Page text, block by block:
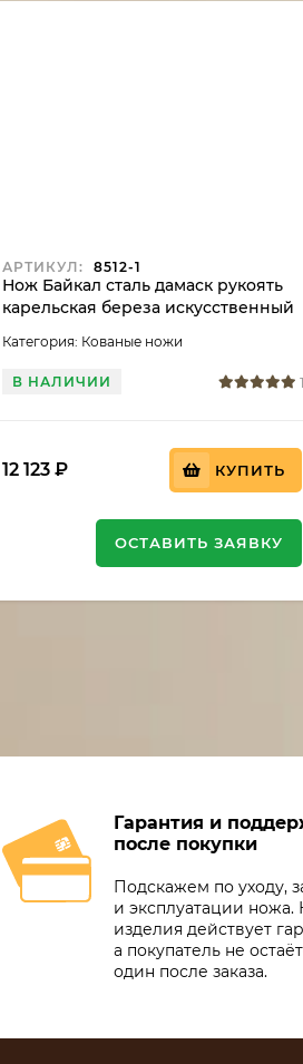
АРТИКУЛ: 8512-1
Нож Байкал сталь дамаск рукоять
карельская береза искусственный
Категория: Кованые ножи
В НАЛИЧИИ 1
12 123 ₽ КУПИТЬ
ОСТАВИТЬ ЗАЯВКУ
Гарантия и
после покупки
Подскажем по уходу,
и эксплуатации ножа.
изделия действует
а покупатель не
один после заказа.